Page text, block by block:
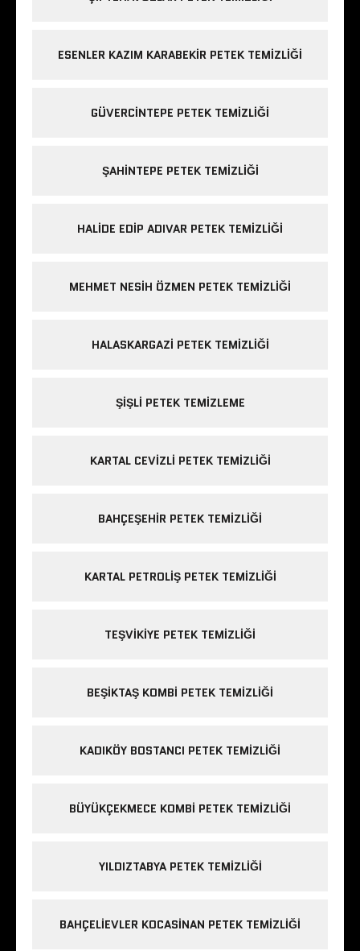
ESENLER KAZIM KARABEKIR PETEK TEMIZLIĞI
GÜVERCINTEPE PETEK TEMIZLIĞI
ŞAHINTEPE PETEK TEMIZLIĞI
HALIDE EDIP ADIVAR PETEK TEMIZLIĞI
MEHMET NESIH ÖZMEN PETEK TEMIZLIĞI
HALASKARGAZI PETEK TEMIZLIĞI
ŞIŞLI PETEK TEMIZLEME
KARTAL CEVIZLI PETEK TEMIZLIĞI
BAHÇEŞEHIR PETEK TEMIZLIĞI
KARTAL PETROLIŞ PETEK TEMIZLIĞI
TEŞVIKIYE PETEK TEMIZLIĞI
BEŞIKTAŞ KOMBI PETEK TEMIZLIĞI
KADIKÖY BOSTANCI PETEK TEMIZLIĞI
BÜYÜKÇEKMECE KOMBI PETEK TEMIZLIĞI
YILDIZTABYA PETEK TEMIZLIĞI
BAHÇELIEVLER KOCASINAN PETEK TEMIZLIĞI